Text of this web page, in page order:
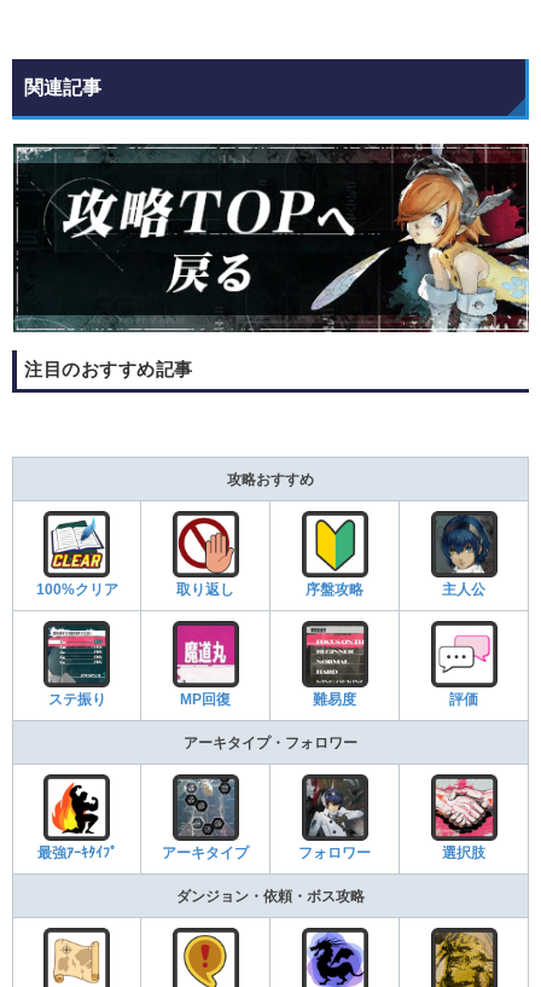
関連記事
注目のおすすめ記事
攻略おすすめ
100%クリア 取り返し 序盤攻略 主人公
ステ振り MP回復 難易度 評価
アーキタイプ・フォロワー
最強ｱｰｷﾀｲﾌﾟ アーキタイプ フォロワー 選択肢
ダンジョン・依頼・ボス攻略